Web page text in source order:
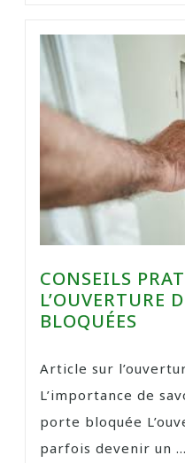
CONSEILS
L’OUVERTURE
BLOQUÉES
Article sur
L’importance de
porte bloquée
parfois devenir un ...